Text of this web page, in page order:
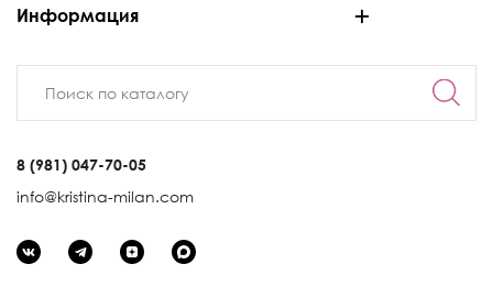
Информация
8 (981) 047-70-05
info@kristina-milan.com